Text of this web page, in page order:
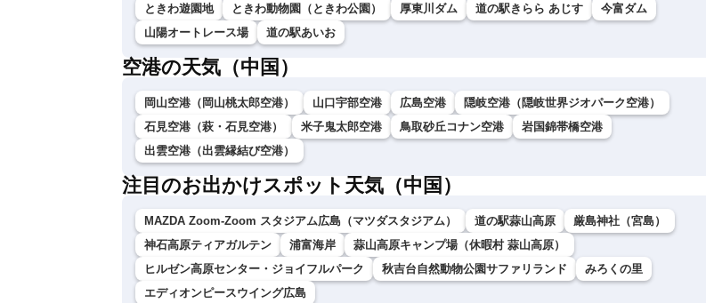
ときわ遊園地 ときわ動物園（ときわ公園） 厚東川ダム 道の駅きらら あじす
今富ダム
山陽オートレース場
道の駅あいお
空港の天気（中国）
岡山空港（岡山桃太郎空港） 山口宇部空港 広島空港
隠岐空港（隠岐世界ジオパーク空港）
石見空港（萩・石見空港）
米子鬼太郎空港 鳥取砂丘コナン空港
岩国錦帯橋空港
出雲空港（出雲縁結び空港）
注目のお出かけスポット天気（中国）
MAZDA Zoom-Zoom スタジアム広島（マツダスタジアム） 道の駅蒜山高原
厳島神社（宮島）
神石高原ティアガルテン
浦富海岸
蒜山高原キャンプ場（休暇村 蒜山高原）
ヒルゼン高原センター・ジョイフルパーク
秋吉台自然動物公園サファリランド
みろくの里
エディオンピースウイング広島